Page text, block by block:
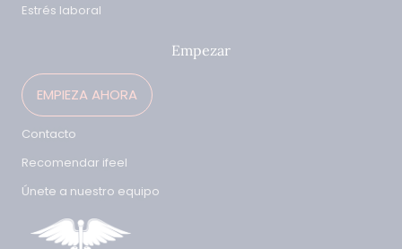
Estrés laboral
Empezar
EMPIEZA AHORA
Contacto
Recomendar ifeel
Únete a nuestro equipo